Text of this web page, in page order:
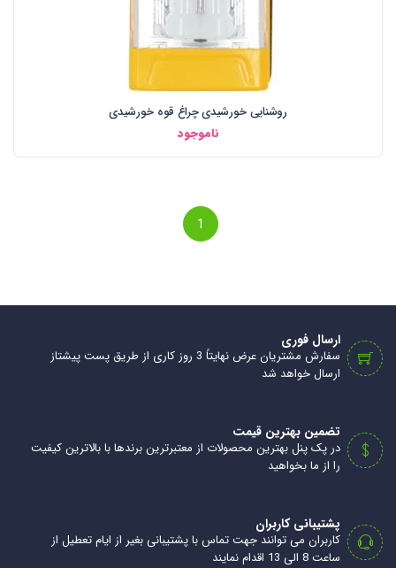
روشنایی خورشیدی چراغ قوه خورشیدی
ناموجود
1
ارسال فوری
سفارش مشتریان عرض نهایتاً 3 روز کاری از طریق پست پیشتاز
ارسال خواهد شد
تضمین بهترین قیمت
در پک پنل بهترین محصولات از معتبرترین برندها با بالاترین کیفیت
را از ما بخواهید
پشتیبانی کاربران
کاربران می توانند جهت تماس با پشتیبانی بغیر از ایام تعطیل از
ساعت 8 الی 13 اقدام نمایند